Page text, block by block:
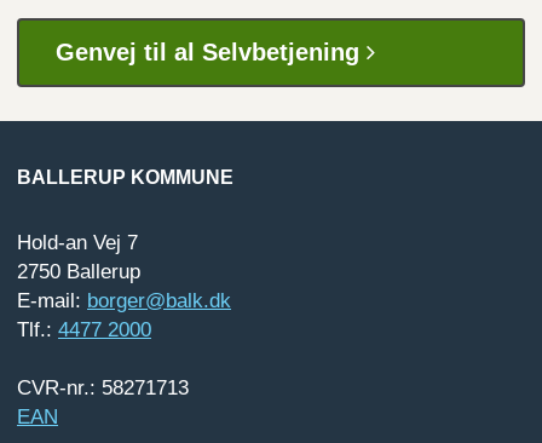
Genvej til al Selvbetjening
BALLERUP KOMMUNE
Hold-an Vej 7
2750 Ballerup
E-mail: borger@balk.dk
Tlf.: 4477 2000
CVR-nr.: 58271713
EAN